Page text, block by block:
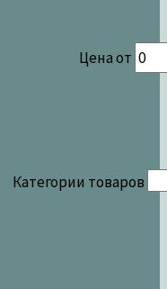
Цена от
Категории товаров